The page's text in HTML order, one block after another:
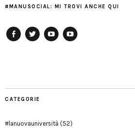
#MANUSOCIAL: MI TROVI ANCHE QUI
CATEGORIE
#lanuovauniversità (52)